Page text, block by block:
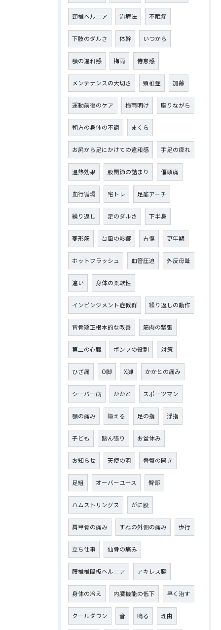
頸椎ヘルニア 治療法 不眠症
下肢のダルさ 体幹 いつから
顎の違和感 梅雨 倦怠感
メンテナンスの大切さ 頚椎症 加齢
運動前後のケア 梅雨明け 座りながら
朝方の身体の不調 まくら
お尻から足にかけての違和感 手足の痺れ
温熱効果 股関節の詰まり 偏頭痛
血行循環 宅トレ 足底アーチ
繰り返し 足のダルさ 下半身
菱形筋 台風の影響 古傷 更年期
ホットフラッシュ 血管圧迫 外反母趾
違い 身体の柔軟性
インピンジメント症候群 繰り返しの動作
背骨矯正根本的な改善 筋肉の緊張
第二の心臓 ポンプの役割 対策
ひざ痛 О脚 X脚 かかとの痛み
シーバー病 かかと スポーツマン
顎の痛み 鍛える 足の指 浮指
子ども 踏ん張り お盆休み
お知らせ 天使の羽 骨盤の開き
足組 オーバーユース 臀部
ハムストリングス がに股
肩甲骨の痛み すねの外側の痛み 歩行
立ち仕事 仙骨の痛み
腰椎椎間板ヘルニア アキレス腱
身体の冷え 内臓機能の低下 早く治す
クールダウン 音 鳴る 理由